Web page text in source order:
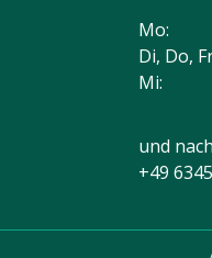
Mo:
Di, Do,
Mi:
und
+49